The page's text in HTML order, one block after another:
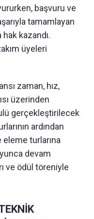
başvuru ve
tamamlayan
hak kazandı.
üyeleri
zaman, hız,
üzerinden
gerçekleştirilecek
ardından
turlarına
devam
ve ödül töreniyle